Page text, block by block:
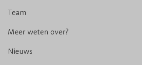
Kiwi’s: Heb je nog wat plek over op
deze klimmende fruitplant dan in
Team
Meer weten over?
Nieuws